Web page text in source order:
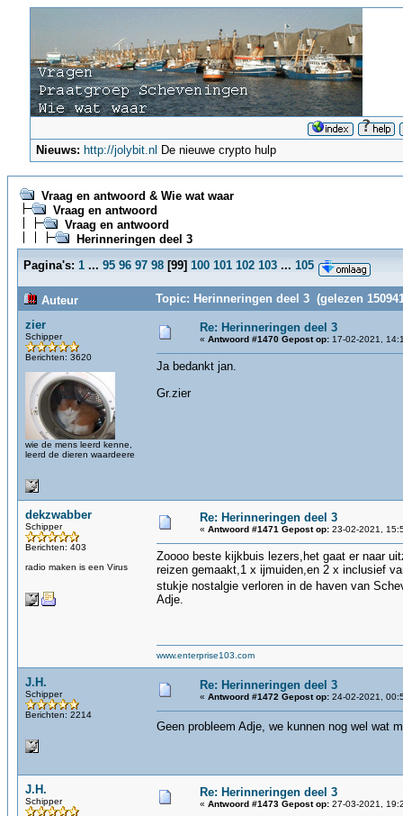
Nieuws: http://jolybit.nl De nieuwe crypto hulp
Vraag en antwoord & Wie wat waar
Vraag en antwoord
Vraag en antwoord
Herinneringen deel 3
Pagina's: 1 ... 95 96 97 98 [99] 100 101 102 103 ... 105
Auteur
Topic: Herinneringen deel 3 (gelezen
zier
Schipper
Berichten: 3620
wie de mens leerd kenne,
leerd de dieren waardeere
Re: Herinneringen deel 3
« Antwoord #1470 Gepost op: 17-02-2021,
Ja bedankt jan.
Gr.zier
dekzwabber
Schipper
Berichten: 403
radio maken is een Virus
Re: Herinneringen deel 3
« Antwoord #1471 Gepost op: 23-02-2021,
Zoooo beste kijkbuis lezers,het gaat er naar
reizen gemaakt,1 x ijmuiden,en 2 x inclusief
stukje nostalgie verloren in de haven van
Adje.
www.enterprise103.com
J.H.
Schipper
Berichten: 2214
Re: Herinneringen deel 3
« Antwoord #1472 Gepost op: 24-02-2021,
Geen probleem Adje, we kunnen nog wel wat
J.H.
Schipper
Re: Herinneringen deel 3
« Antwoord #1473 Gepost op: 27-03-2021,